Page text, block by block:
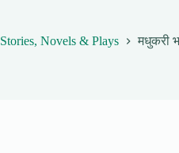
Stories, Novels & Plays मधुकरी